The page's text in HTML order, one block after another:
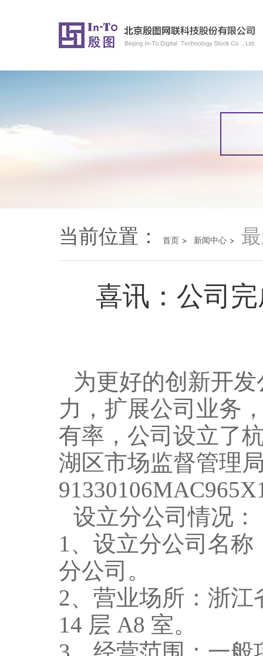
当前位置： 首页 新闻中心
喜讯：公司
为更好的创新开
力，扩展公司业务
有率，公司设立了
湖区市场监督管理
设立分公司情况：
1、设立分公司名
分公司。
2、营业场所：浙
14 层 A8 室。